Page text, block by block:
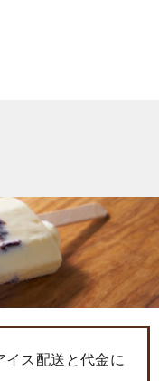
イス配送と代金に